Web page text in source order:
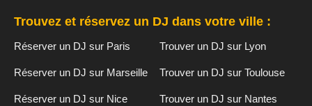
Trouvez et réservez un DJ dans votre ville :
Réserver un DJ sur Paris Trouver un DJ sur Lyon
Réserver un DJ sur Marseille Trouver un DJ sur Toulouse
Réserver un DJ sur Nice Trouver un DJ sur Nantes